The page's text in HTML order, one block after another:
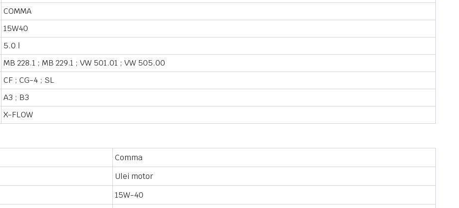
COMMA
15W40
5.0 l
MB 228.1 ; MB 229.1 ; VW 501.01 ; VW 505.00
CF ; CG-4 ; SL
A3 ; B3
X-FLOW
Comma
Ulei motor
15W-40